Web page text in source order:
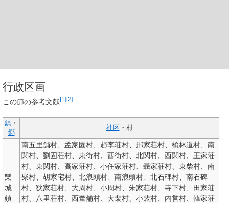
行政区画
この節の参考文献[1 ][2]
鎮 ・
郷
社区・村
欒
城
鎮
南五里舗村、孟家園村、趙李荘村、邢家荘村、楡林道村、南
関村、劉固荘村、東街村、西街村、北関村、西関村、王家荘
村、東関村、高家荘村、小任家荘村、聶家荘村、東柴村、南
柴村、胡家宅村、北浪頭村、南浪頭村、北石碑村、南石碑
村、狄家荘村、大周村、小周村、朱家荘村、寺下村、田家荘
村、八里荘村、西董舗村、大裴村、小裴村、内営村、韓家荘